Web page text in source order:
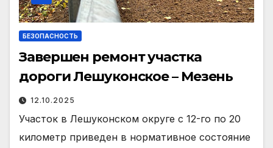
БЕЗОПАСНОСТЬ
Завершен ремонт участка
дороги Лешуконское – Мезень
12.10.2025
Участок в Лешуконском округе с 12-го по 20
километр приведен в нормативное состояние